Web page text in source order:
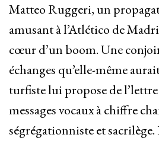
Matteo Ruggeri, un
amusant à l’Atlético de
cœur d’un boom. Une
échanges qu’elle-même
turfiste lui propose de
messages vocaux à chiffre
ségrégationniste et